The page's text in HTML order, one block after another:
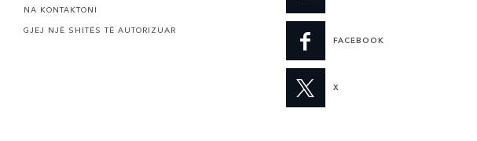
NA KONTAKTONI
GJEJ NJË SHITËS TË AUTORIZUAR
FACEBOOK
X